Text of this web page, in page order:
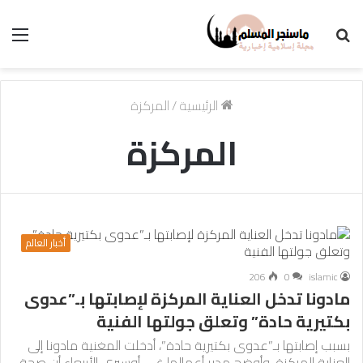
الرئيسية/المركزة
المركزة
أخبار العالم
islamic
0
206
مادونا تدخل العناية المركزة لإصابتها بـ”عدوى
بكتيرية حادة” وتعلق جولتها الفنية
بسبب إصابتها بـ”عدوى بكتيرية حادة”، أدخلت المغنية مادونا إلى